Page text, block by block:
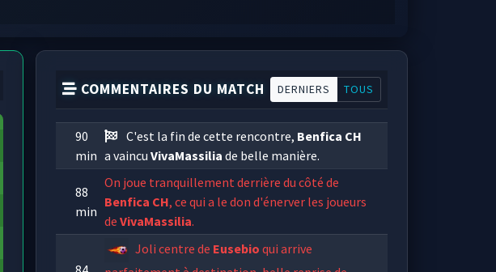
COMMENTAIRES DU MATCH DERNIERS TOUS
90
min
C'est la fin de cette rencontre, Benfica CH
a vaincuVivaMassilia de belle manière.
88
min
On joue tranquillement derrière du côté de
Benfica CH, ce qui a le don d'énerver les joueurs
deVivaMassilia.
Joli centre de Eusebio qui arrive